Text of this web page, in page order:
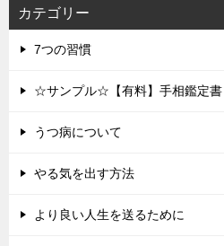
カテゴリー
7つの習慣
☆サンプル☆【有料】手相鑑定書
うつ病について
やる気を出す方法
より良い人生を送るために